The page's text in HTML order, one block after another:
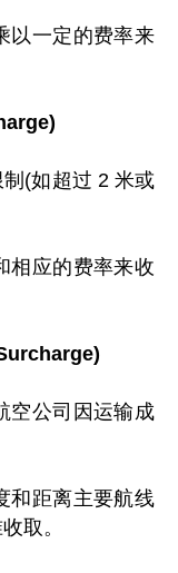
以一定的费率来
(如超过 2 米或
相应的费率来收
空公司因运输成
和距离主要航线
取。